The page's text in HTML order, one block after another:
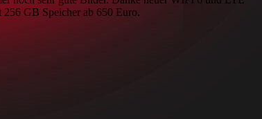
256 GB Speicher ab 650 Euro.